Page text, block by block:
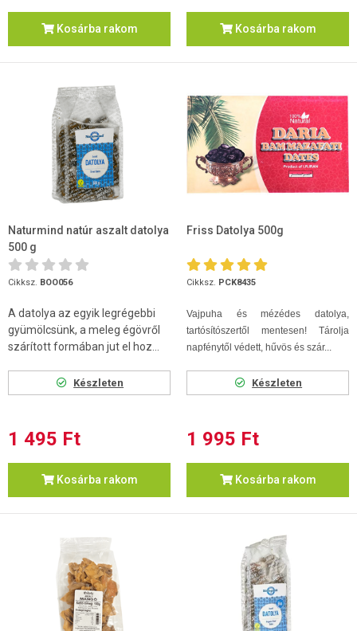
Kosárba rakom Kosárba rakom
Naturmind natúr aszalt datolya
500 g
Cikksz. BOO056
A datolya az egyik legrégebbi
gyümölcsünk, a meleg égövről
szárított formában jut el hoz...
Készleten
1 495 Ft
Kosárba rakom
Friss Datolya 500g
Cikksz. PCK8435
Vajpuha és mézédes datolya,
tartósítószertől mentesen! Tárolja
napfénytől védett, hűvös és szár...
Készleten
1 995 Ft
Kosárba rakom